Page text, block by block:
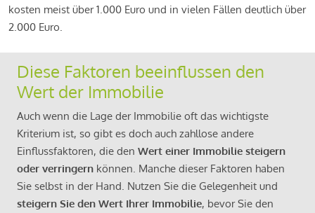
kosten meist über 1.000 Euro und in vielen Fällen deutlich über
2.000 Euro.
Diese Faktoren beeinflussen den
Wert der Immobilie
Auch wenn die Lage der Immobilie oft das wichtigste
Kriterium ist, so gibt es doch auch zahllose andere
Einflussfaktoren, die den Wert einer Immobilie steigern
oder verringern können. Manche dieser Faktoren haben
Sie selbst in der Hand. Nutzen Sie die Gelegenheit und
steigern Sie den Wert Ihrer Immobilie, bevor Sie den